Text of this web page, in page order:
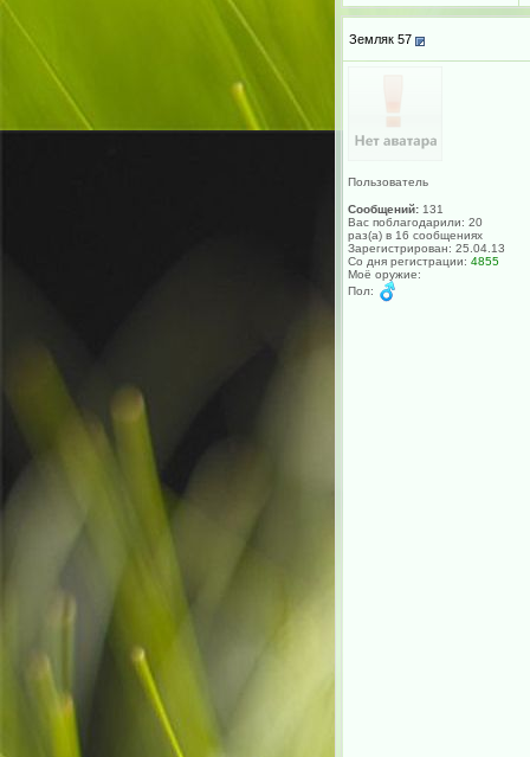
Земляк 57
Пользователь
Сообщений: 131
Вас поблагодарили: 20
раз(а) в 16 сообщениях
Зарегистрирован: 25.04.13
Со дня регистрации: 4855
Моё оружие:
Пол: